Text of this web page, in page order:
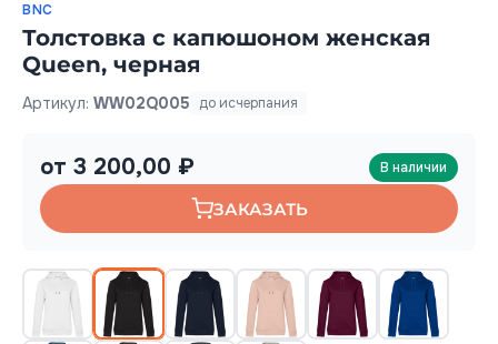
BNC
Толстовка с капюшоном женская
Queen, черная
Артикул: WW02Q005 до исчерпания
от 3 200,00 ₽ В наличии
ЗАКАЗАТЬ